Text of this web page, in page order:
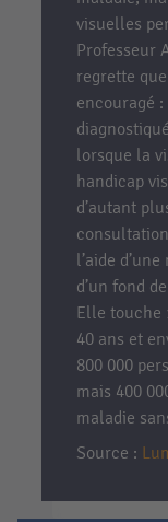
visuelles
Professeur
regrette
encouragé
lorsque la
handicap
d’autant
l’aide
d’un fond
Elle touche
40 ans et
800 000
mais 400
maladie
Source :